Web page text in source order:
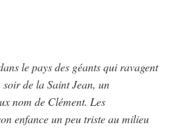
le pays des géants qui ravagent
de la Saint Jean, un
nom de Clément. Les
enfance un peu triste au milieu